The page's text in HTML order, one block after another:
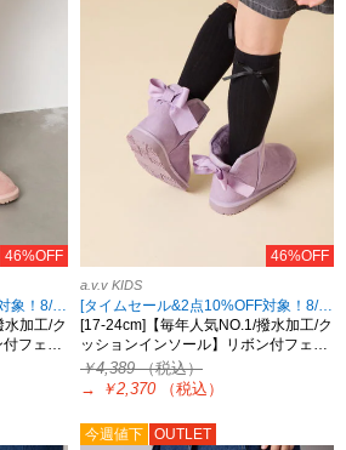
46%OFF
[タイムセール&2点10%OFF対象！8/17 8:59まで]
加工/ク
フェ…
46%OFF
a.v.v KIDS
[タイムセール&2点10%OFF対象！8/17 8:59まで]
[17-24cm]【毎年人気NO.1/撥水加工/ク
ッションインソール】リボン付フェ…
￥4,389（税込）
→
￥2,370 （税込）
今週値下 OUTLET